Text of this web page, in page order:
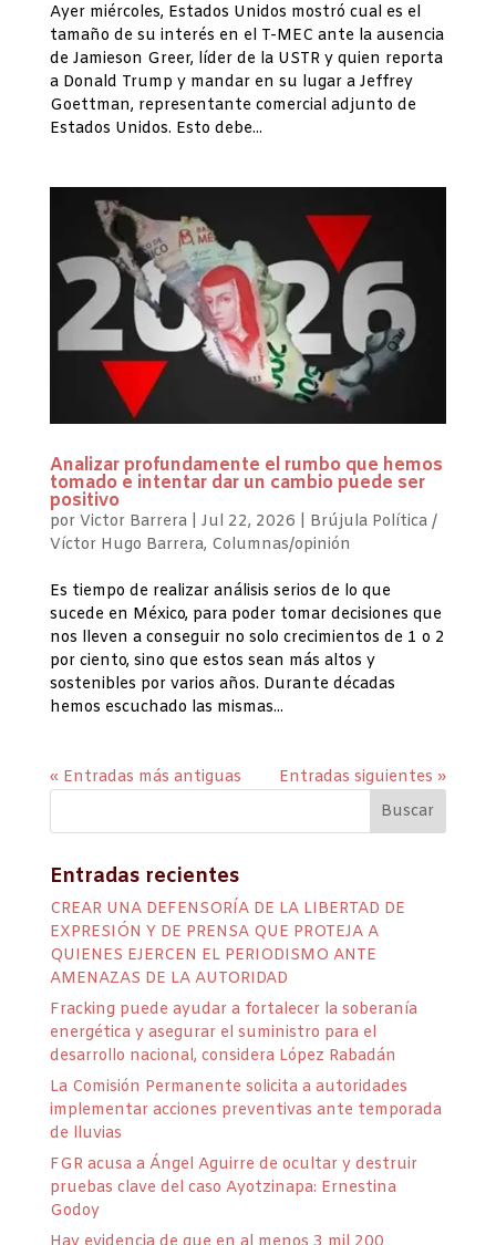
Ayer miércoles, Estados Unidos mostró cual es el
tamaño de su interés en el T-MEC ante la ausencia
de Jamieson Greer, líder de la USTR y quien reporta
a Donald Trump y mandar en su lugar a Jeffrey
Goettman, representante comercial adjunto de
Estados Unidos. Esto debe...
Analizar profundamente el rumbo que hemos
tomado e intentar dar un cambio puede ser
positivo
por Victor Barrera| Jul 22, 2026
Brújula Política /
Víctor Hugo Barrera, Columnas/opinión
Es tiempo de realizar análisis serios de lo que
sucede en México, para poder tomar decisiones que
nos lleven a conseguir no solo crecimientos de 1 o 2
por ciento, sino que estos sean más altos y
sostenibles por varios años. Durante décadas
hemos escuchado las mismas...
« Entradas más antiguas Entradas siguientes »
Entradas recientes
CREAR UNA DEFENSORÍA DE LA LIBERTAD DE
EXPRESIÓN Y DE PRENSA QUE PROTEJA A
QUIENES EJERCEN EL PERIODISMO ANTE
AMENAZAS DE LA AUTORIDAD
Fracking puede ayudar a fortalecer la soberanía
energética y asegurar el suministro para el
desarrollo nacional, considera López Rabadán
La Comisión Permanente solicita a autoridades
implementar acciones preventivas ante temporada
de lluvias
FGR acusa a Ángel Aguirre de ocultar y destruir
pruebas clave del caso Ayotzinapa: Ernestina
Godoy